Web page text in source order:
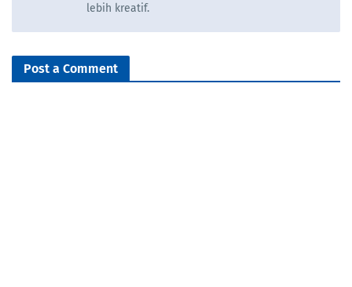
lebih kreatif.
Post a Comment